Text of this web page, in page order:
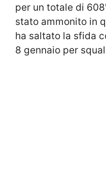
per un totale di
stato ammonito in
ha saltato la sfida
8 gennaio per